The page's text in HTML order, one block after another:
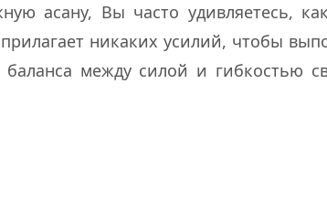
асану, Вы часто удивляетесь,
никаких усилий, чтобы
между силой и гибкостью